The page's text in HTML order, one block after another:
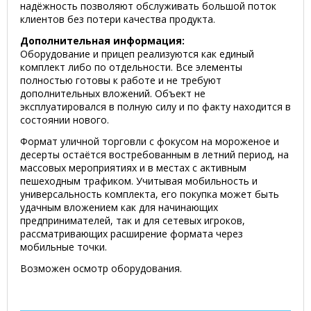
надёжность позволяют обслуживать большой поток
клиентов без потери качества продукта.
Дополнительная информация:
Оборудование и прицеп реализуются как единый
комплект либо по отдельности. Все элементы
полностью готовы к работе и не требуют
дополнительных вложений. Объект не
эксплуатировался в полную силу и по факту находится в
состоянии нового.
Формат уличной торговли с фокусом на мороженое и
десерты остаётся востребованным в летний период, на
массовых мероприятиях и в местах с активным
пешеходным трафиком. Учитывая мобильность и
универсальность комплекта, его покупка может быть
удачным вложением как для начинающих
предпринимателей, так и для сетевых игроков,
рассматривающих расширение формата через
мобильные точки.
Возможен осмотр оборудования.